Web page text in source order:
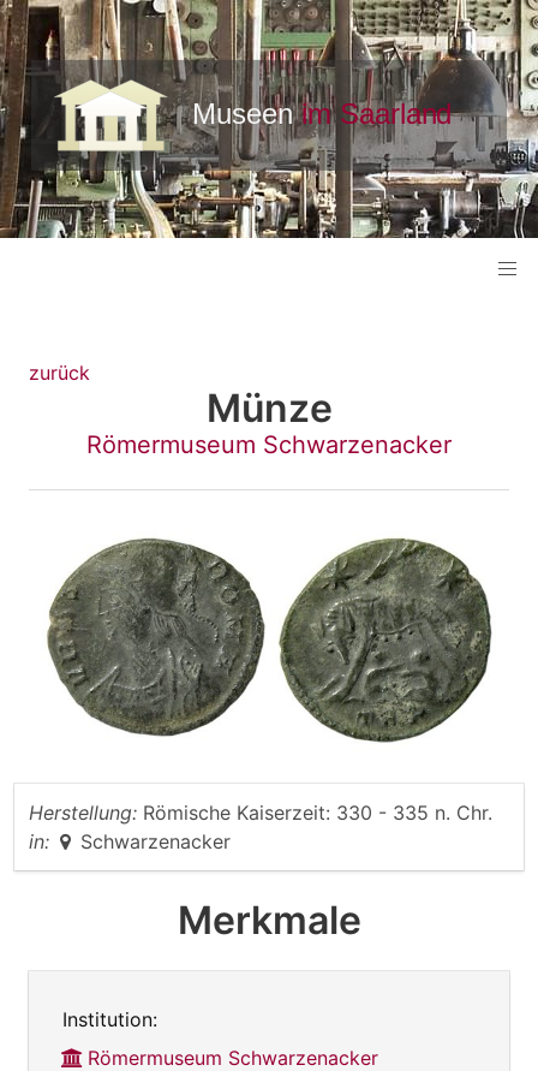
zurück
Münze
Römermuseum Schwarzenacker
Herstellung: Römische Kaiserzeit: 330 - 335 n. Chr.
in:
Schwarzenacker
Merkmale
Institution:
Römermuseum Schwarzenacker